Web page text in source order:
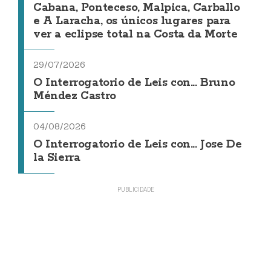
Cabana, Ponteceso, Malpica, Carballo
e A Laracha, os únicos lugares para
ver a eclipse total na Costa da Morte
29/07/2026
O Interrogatorio de Leis con... Bruno
Méndez Castro
04/08/2026
O Interrogatorio de Leis con... Jose De
la Sierra